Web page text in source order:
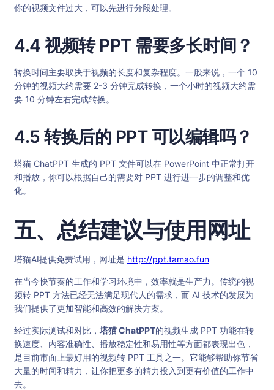
你的视频文件过大，可以先进行分段处理。
4.4 视频转 PPT 需要多长时间？
转换时间主要取决于视频的长度和复杂程度。一般来说，一个 10
分钟的视频大约需要 2-3 分钟完成转换，一个小时的视频大约需
要 10 分钟左右完成转换。
4.5 转换后的 PPT 可以编辑吗？
塔猫 ChatPPT 生成的 PPT 文件可以在 PowerPoint 中正常打开
和播放，你可以根据自己的需要对 PPT 进行进一步的调整和优
化。
五、总结建议与使用网址
塔猫AI提供免费试用，网址是 http://ppt.tamao.fun
在当今快节奏的工作和学习环境中，效率就是生产力。传统的视
频转 PPT 方法已经无法满足现代人的需求，而 AI 技术的发展为
我们提供了更加智能和高效的解决方案。
经过实际测试和对比， 塔猫 ChatPPT的视频生成 PPT 功能在转
换速度、内容准确性、播放稳定性和易用性等方面都表现出色，
是目前市面上最好用的视频转 PPT 工具之一。它能够帮助你节省
大量的时间和精力，让你把更多的精力投入到更有价值的工作中
去。